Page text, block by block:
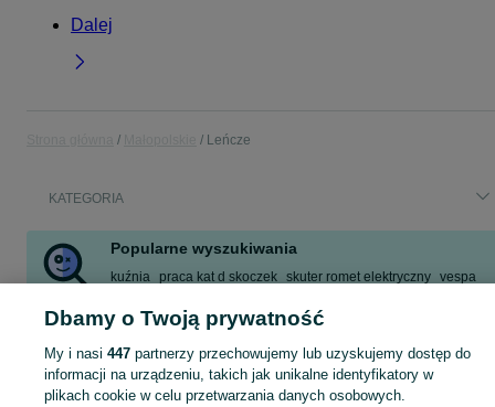
Dalej
Leńcze
KATEGORIA
Popularne wyszukiwania
kuźnia praca kat d skoczek skuter romet elektryczny vespa
rampa kanał samochodowy dom do wynajęcia
Zobacz Więcej
Dbamy o Twoją prywatność
My i nasi 447partnerzy przechowujemy lub uzyskujemy dostęp do
informacji na urządzeniu, takich jak unikalne identyfikatory w
plikach cookie w celu przetwarzania danych osobowych.